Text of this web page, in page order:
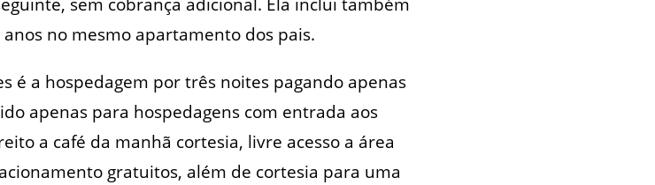
no mesmo apartamento dos pais.
é a hospedagem por três noites pagando apenas
apenas para hospedagens com entrada aos
a café da manhã cortesia, livre acesso a área
gratuitos, além de cortesia para uma